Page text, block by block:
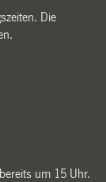
Die
um 15 Uhr.